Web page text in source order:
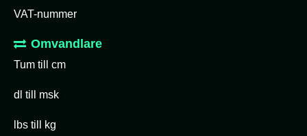
VAT-nummer
Omvandlare
Tum till cm
dl till msk
lbs till kg